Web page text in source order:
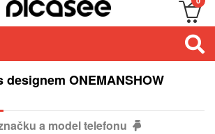
ONEMANSHOW
a model telefonu